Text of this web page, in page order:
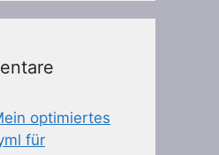
optimiertes
für